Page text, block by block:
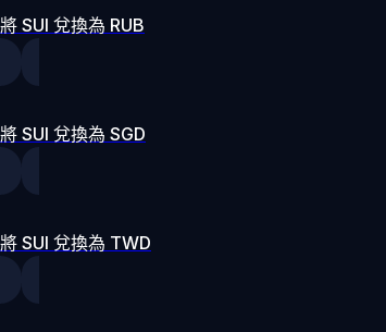
將 SUI 兌換為 RUB
將 SUI 兌換為 SGD
將 SUI 兌換為 TWD